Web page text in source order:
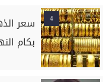
4
بكام